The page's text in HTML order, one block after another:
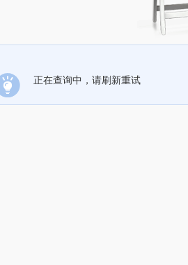
正在查询中，请刷新重试